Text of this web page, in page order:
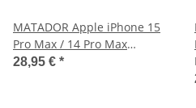
MATADOR Apple iPhone 15
Pro Max / 14 Pro Max
Ledertasche Schwarz
28,95 € *